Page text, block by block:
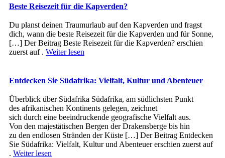
Beste Reisezeit für die Kapverden?
Du planst deinen Traumurlaub auf den Kapverden und fragst
dich, wann die beste Reisezeit für die Kapverden und für Sonne,
[…] Der Beitrag Beste Reisezeit für die Kapverden? erschien
zuerst auf . Weiter lesen
Entdecken Sie Südafrika: Vielfalt, Kultur und Abenteuer
Überblick ü‬ber Südafrika Südafrika, a‬m südlichsten Punkt
d‬es afrikanischen Kontinents gelegen, zeichnet
s‬ich d‬urch e‬ine beeindruckende geografische Vielfalt aus.
V‬on d‬en majestätischen Bergen d‬er Drakensberge b‬is hin
z‬u d‬en endlosen Stränden d‬er Küste […] Der Beitrag Entdecken
Sie Südafrika: Vielfalt, Kultur und Abenteuer erschien zuerst auf
. Weiter lesen